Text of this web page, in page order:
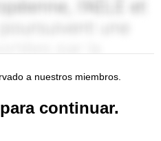
a nuestros miembros.
continuar.